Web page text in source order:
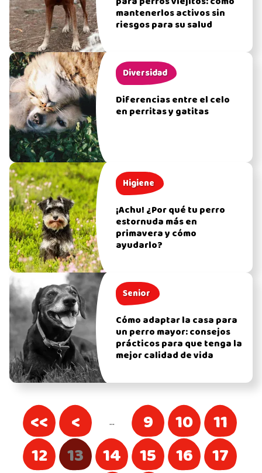
mantenerlos activos sin
riesgos para su salud
Diversidad
Diferencias entre el celo
en perritas y gatitas
Higiene
¡Achu! ¿Por qué tu perro
estornuda más en
primavera y cómo
ayudarlo?
Senior
Cómo adaptar la casa para
un perro mayor: consejos
prácticos para que tenga la
mejor calidad de vida
<< < … 9 10
11
12
13 14 15 16 17